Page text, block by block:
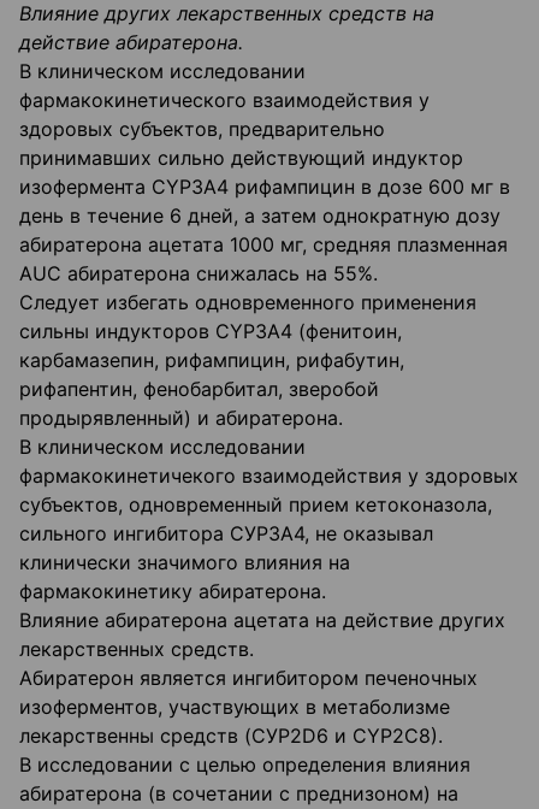
Влияние других лекарственных средств на
действие абиратерона.
В клиническом исследовании
фармакокинетического взаимодействия у
здоровых субъектов, предварительно
принимавших сильно действующий индуктор
изофермента СYРЗА4 рифампицин в дозе 600 мг в
день в течение 6 дней, а затем однократную дозу
абиратерона ацетата 1000 мг, средняя плазменная
АUС абиратерона снижалась на 55%.
Следует избегать одновременного применения
сильны индукторов СYРЗА4 (фенитоин,
карбамазепин, рифампицин, рифабутин,
рифапентин, фенобарбитал, зверобой
продырявленный) и абиратерона.
В клиническом исследовании
фармакокинетичекого взаимодействия у здоровых
субъектов, одновременный прием кетоконазола,
сильного ингибитора СУРЗА4, не оказывал
клинически значимого влияния на
фармакокинетику абиратерона.
Влияние абиратерона ацетата на действие других
лекарственных средств.
Абиратерон является ингибитором печеночных
изоферментов, участвующих в метаболизме
лекарственны средств (CУP2D6 и СYР2С8).
В исследовании с целью определения влияния
абиратерона (в сочетании с преднизоном) на